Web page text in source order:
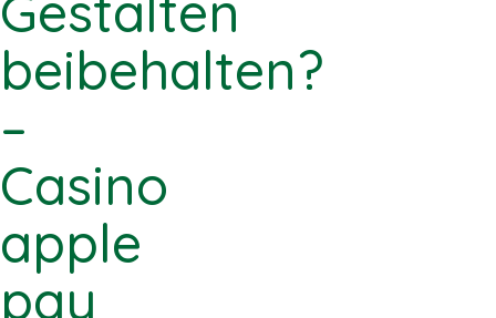
beibehalten?
–
Casino
apple
pay